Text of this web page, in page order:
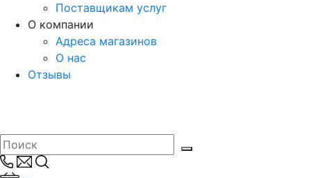
Поставщикам услуг
О компании
Адреса магазинов
О нас
Отзывы